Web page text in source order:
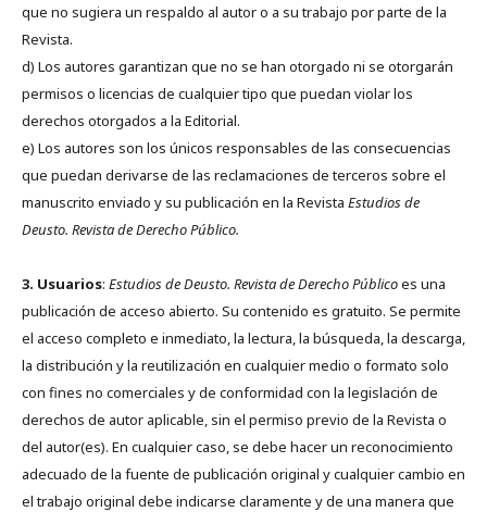
que no sugiera un respaldo al autor o a su trabajo por parte de la
Revista.
d) Los autores garantizan que no se han otorgado ni se otorgarán
permisos o licencias de cualquier tipo que puedan violar los
derechos otorgados a la Editorial.
e) Los autores son los únicos responsables de las consecuencias
que puedan derivarse de las reclamaciones de terceros sobre el
manuscrito enviado y su publicación en la Revista Estudios de
Deusto. Revista de Derecho Público.
3. Usuarios: Estudios de Deusto. Revista de Derecho Públicoes una
publicación de acceso abierto. Su contenido es gratuito. Se permite
el acceso completo e inmediato, la lectura, la búsqueda, la descarga,
la distribución y la reutilización en cualquier medio o formato solo
con fines no comerciales y de conformidad con la legislación de
derechos de autor aplicable, sin el permiso previo de la Revista o
del autor(es). En cualquier caso, se debe hacer un reconocimiento
adecuado de la fuente de publicación original y cualquier cambio en
el trabajo original debe indicarse claramente y de una manera que